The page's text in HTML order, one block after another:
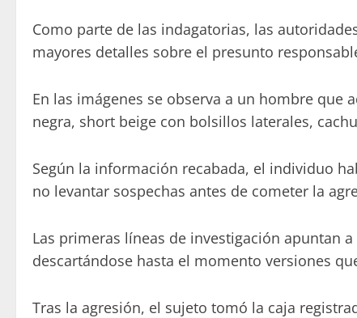
Como parte de las indagatorias, las
mayores detalles sobre el presunto
En las imágenes se observa a un hombre
negra, short beige con bolsillos laterales,
Según la información recabada, el individuo
no levantar sospechas antes de cometer la
Las primeras líneas de investigación apuntan
descartándose hasta el momento versiones
Tras la agresión, el sujeto tomó la caja